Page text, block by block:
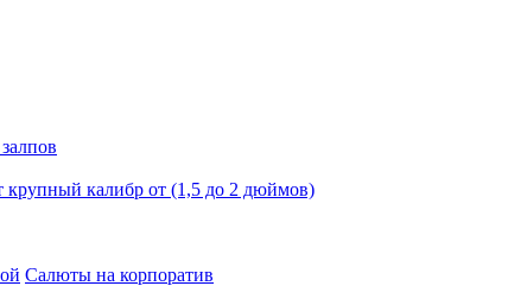
крупный калибр от (1,5 до 2 дюймов)
Салюты на корпоратив